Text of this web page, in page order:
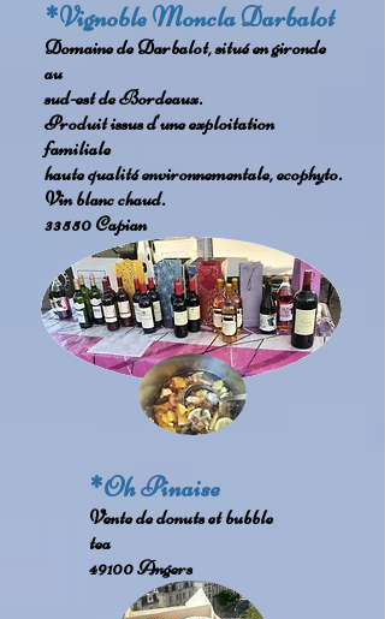
*Vignoble Moncla Darbalot
Domaine de Darbalot, situé en gironde
au
sud-est de Bordeaux.
Produit issus d'une exploitation
familiale
haute qualité environnementale, ecophyto.
Vin blanc chaud.
33550 Capian
*Oh Pinaise
Vente de donuts et bubble
tea
49100 Angers